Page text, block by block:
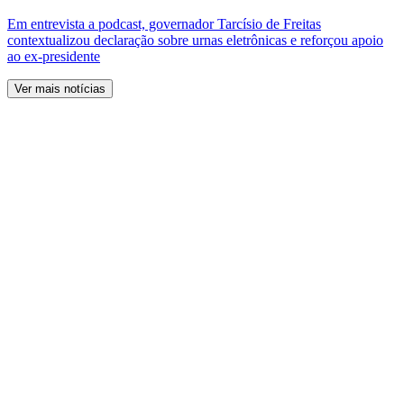
Em entrevista a podcast, governador Tarcísio de Freitas
contextualizou declaração sobre urnas eletrônicas e reforçou apoio
ao ex-presidente
Ver mais notícias